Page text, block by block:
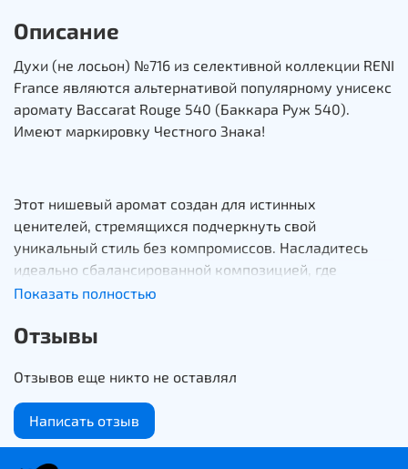
Описание
Духи (не лосьон) №716 из селективной коллекции RENI
France являются альтернативой популярному унисекс
аромату Baccarat Rouge 540 (Баккара Руж 540).
Имеют маркировку Честного Знака!
Этот нишевый аромат создан для истинных
ценителей, стремящихся подчеркнуть свой
уникальный стиль без компромиссов. Насладитесь
идеально сбалансированной композицией, где
сладость миндаля и воздушность шафрана
дерева и прохладой лесного можжевельника.
Селективные духи RENI подарят необыкновенный
аромат и создадут приятный шлейф для каждого.
Французская композиция, отменная стойкость,
Показать полностью
Отзывы
Отзывов еще никто не оставлял
Написать отзыв